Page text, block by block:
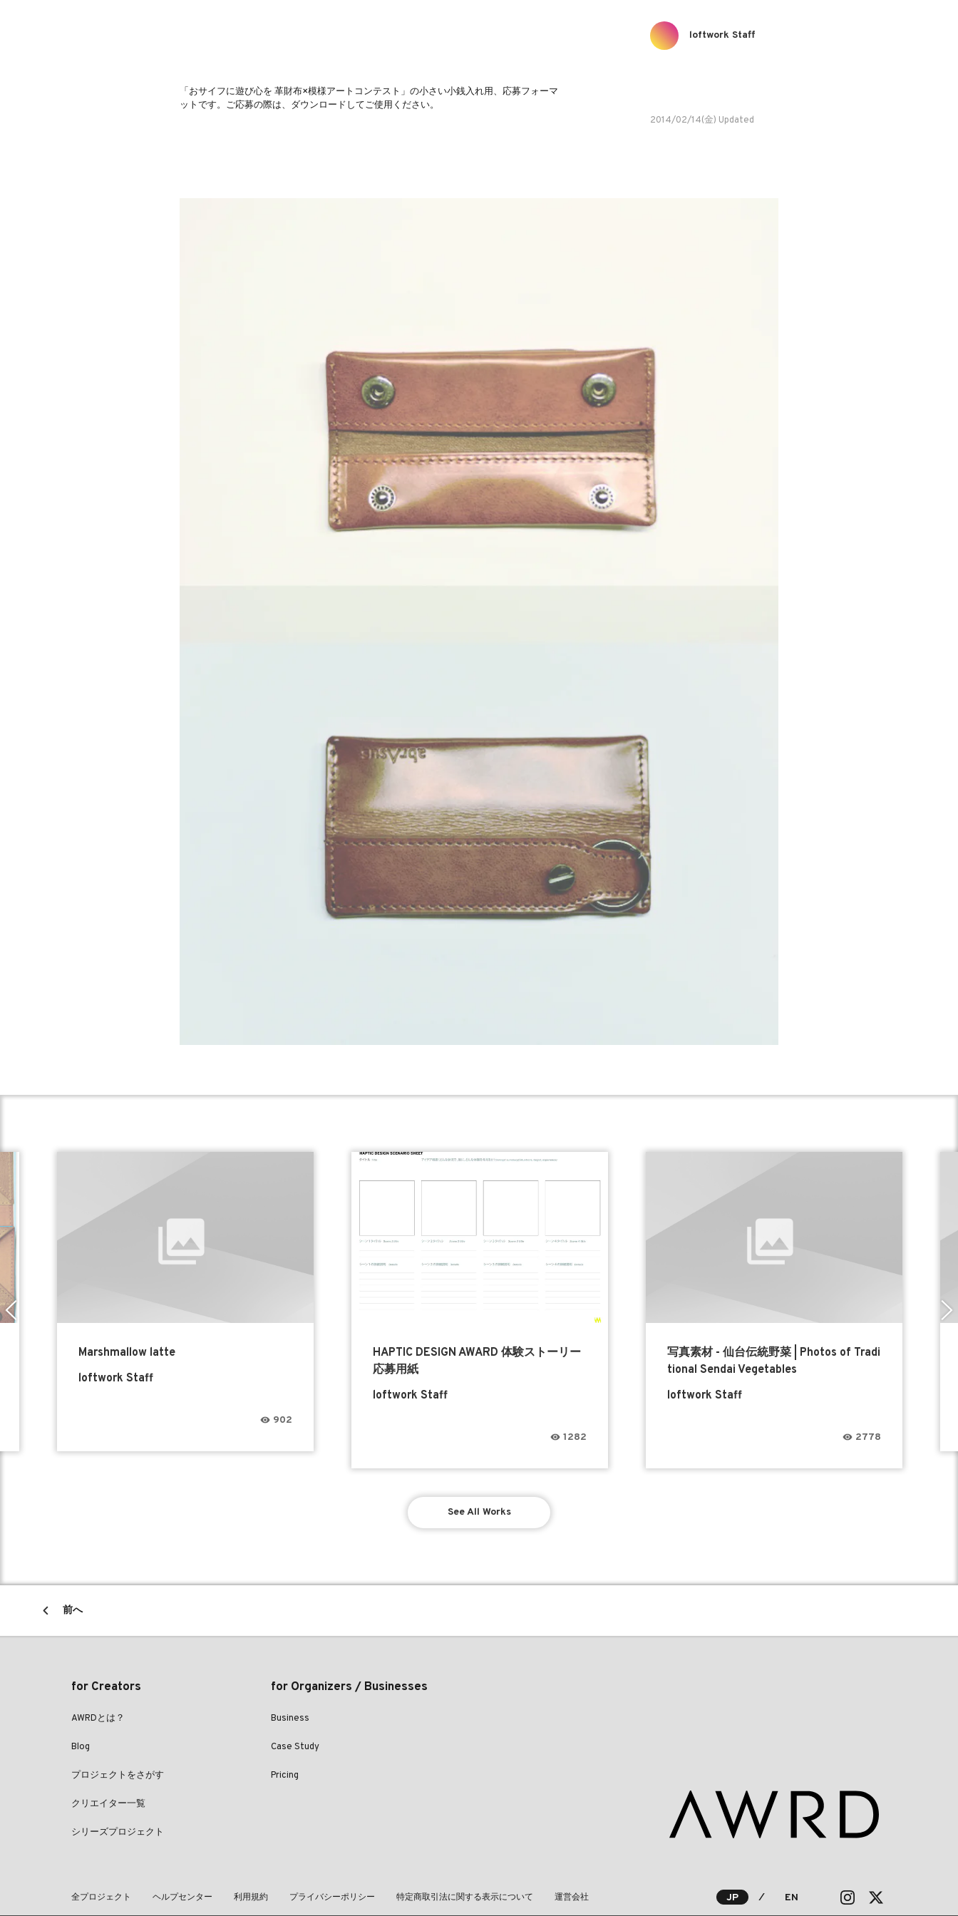
loftwork Staff
「おサイフに遊び心を 革財布×模様アートコンテスト」の小さい小銭入れ用、応募フォーマ
ットです。ご応募の際は、ダウンロードしてご使用ください。
2014/02/14(金) Updated
Marshmallow latte
loftwork Staff
902
HAPTIC DESIGN AWARD 体験ストーリー
応募用紙
loftwork Staff
1282
写真素材 - 仙台伝統野菜 | Photos of Tradi
tional Sendai Vegetables
loftwork Staff
2778
See All Works
前へ
for Creators
AWRDとは？
Blog
プロジェクトをさがす
クリエイター一覧
シリーズプロジェクト
for Organizers / Businesses
Business
Case Study
Pricing
全プロジェクト ヘルプセンター 利用規約 プライバシーポリシー 特定商取引法に関する表示について 運営会社 JP ⁄ EN